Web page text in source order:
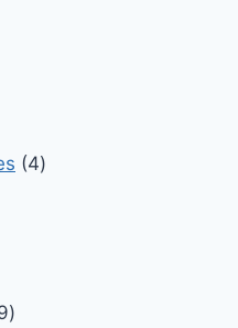
44
9